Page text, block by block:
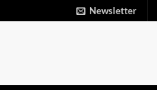
Newsletter